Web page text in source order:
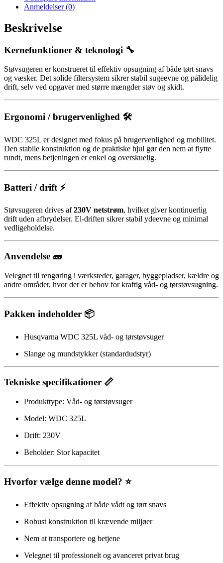
Anmeldelser (0)
Beskrivelse
Kernefunktioner & teknologi 🔧
Støvsugeren er konstrueret til effektiv opsugning af både tørt snavs
og væsker. Det solide filtersystem sikrer stabil sugeevne og pålidelig
drift, selv ved opgaver med større mængder støv og skidt.
Ergonomi / brugervenlighed 🛠️
WDC 325L er designet med fokus på brugervenlighed og mobilitet.
Den stabile konstruktion og de praktiske hjul gør den nem at flytte
rundt, mens betjeningen er enkel og overskuelig.
Batteri / drift ⚡
Støvsugeren drives af230V netstrøm, hvilket giver kontinuerlig
drift uden afbrydelser. El-driften sikrer stabil ydeevne og minimal
vedligeholdelse.
Anvendelse 🧱
Velegnet til rengøring i værksteder, garager, byggepladser, kældre og
andre områder, hvor der er behov for kraftig våd- og tørstøvsugning.
Pakken indeholder 📦
Husqvarna WDC 325L våd- og tørstøvsuger
Slange og mundstykker (standardudstyr)
Tekniske specifikationer 📏
Produkttype: Våd- og tørstøvsuger
Model: WDC 325L
Drift: 230V
Beholder: Stor kapacitet
Hvorfor vælge denne model? ⭐
Effektiv opsugning af både vådt og tørt snavs
Robust konstruktion til krævende miljøer
Nem at transportere og betjene
Velegnet til professionelt og avanceret privat brug